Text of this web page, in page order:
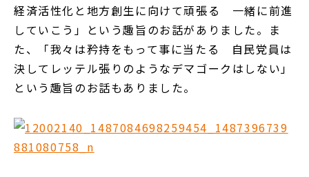
経済活性化と地方創生に向けて頑張る 一緒に前進
していこう」という趣旨のお話がありました。ま
た、「我々は矜持をもって事に当たる 自民党員は
決してレッテル張りのようなデマゴークはしない」
という趣旨のお話もありました。